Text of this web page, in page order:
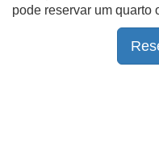
pode reservar um quarto